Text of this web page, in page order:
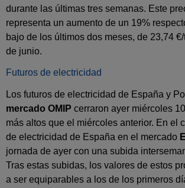
durante las últimas tres semanas. Este
representa un aumento de un 19%
bajo de los últimos dos meses, de 23,74
de junio.
Futuros de electricidad
Los futuros de electricidad de España y
mercado OMIP cerraron ayer miércoles
más altos que el miércoles anterior. En el
de electricidad de España en el mercado
jornada de ayer con una subida
Tras estas subidas, los valores de estos
a ser equiparables a los de los primeros